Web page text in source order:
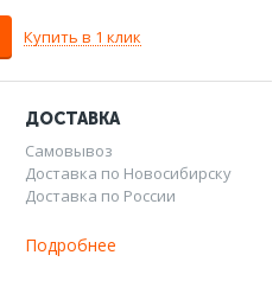
Купить в 1 клик
ДОСТАВКА
Самовывоз
Доставка по Новосибирску
Доставка по России
Подробнее